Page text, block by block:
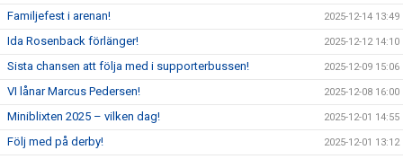
Familjefest i arenan! 2025-12-14 13:49
Ida Rosenback förlänger! 2025-12-12 14:10
Sista chansen att följa med i supporterbussen! 2025-12-09 15:06
VI lånar Marcus Pedersen! 2025-12-08 16:00
Miniblixten 2025 – vilken dag! 2025-12-01 14:55
Följ med på derby! 2025-12-01 13:12